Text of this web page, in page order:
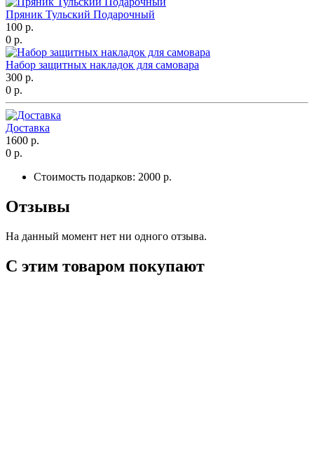
Пряник Тульский Подарочный
100 р.
0 р.
Набор защитных накладок для самовара
300 р.
0 р.
Доставка
1600 р.
0 р.
Стоимость подарков: 2000 р.
Отзывы
На данный момент нет ни одного отзыва.
С этим товаром покупают